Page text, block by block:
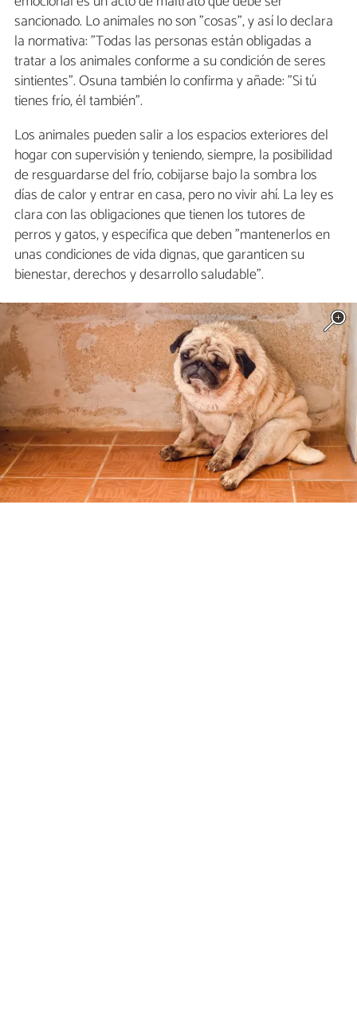
sancionado. Lo animales no son "cosas", y así lo declara
la normativa: "Todas las personas están obligadas a
tratar a los animales conforme a su condición de seres
sintientes". Osuna también lo confirma y añade: "Si tú
tienes frío, él también".
Los animales pueden salir a los espacios exteriores del
hogar con supervisión y teniendo, siempre, la posibilidad
de resguardarse del frío, cobijarse bajo la sombra los
días de calor y entrar en casa, pero no vivir ahí. La ley es
clara con las obligaciones que tienen los tutores de
perros y gatos, y especifica que deben "mantenerlos en
unas condiciones de vida dignas, que garanticen su
bienestar, derechos y desarrollo saludable".